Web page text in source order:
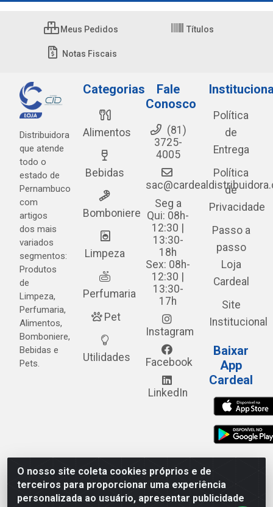
O nosso site coleta cookies próprios e de
terceiros para proporcionar uma experiência
personalizada ao usuário, apresentar publicidade
Meus Pedidos Títulos
Notas Fiscais
Distribuidora
que atende
todo o
estado de
Pernambuco
com
artigos
dos mais
variados
segmentos:
Produtos
de
Limpeza,
Perfumaria,
Alimentos,
Bomboniere,
Bebidas e
Pets.
Categorias
Alimentos
Bebidas
Bomboniere
Limpeza
Perfumaria
Pet
Utilidades
Fale
Conosco
(81)
3725-
4005
Seg a
Qui: 08h-
12:30 |
13:30-
18h
Sex: 08h-
12:30 |
13:30-
17h
Instagram
Facebook
LinkedIn
Política
de
Entrega
Política
de
Privacidade
Passo a
passo
Loja
Cardeal
Site
Institucional
Baixar
App
Cardeal
Cardeal Distribuidora - Estrada Alto do Moura, 582 - Alto
do Moura - Caruaru/PE - CEP 55.040-120 - CNPJ